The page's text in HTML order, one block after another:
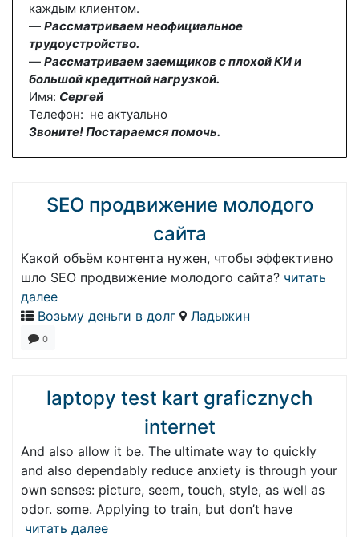
каждым клиентом.
— Рассматриваем неофициальное
трудоустройство.
— Рассматриваем заемщиков с плохой КИ и
большой кредитной нагрузкой.
Имя: Сергей
Телефон: не актуально
Звоните! Постараемся помочь.
SEO продвижение молодого
сайта
Какой объём контента нужен, чтобы эффективно
шло SEO продвижение молодого сайта? читать
далее
Возьму деньги в долг
Ладыжин
0
laptopy test kart graficznych
internet
And also allow it be. The ultimate way to quickly
and also dependably reduce anxiety is through your
own senses: picture, seem, touch, style, as well as
odor. some. Applying to train, but don’t have
читать далее